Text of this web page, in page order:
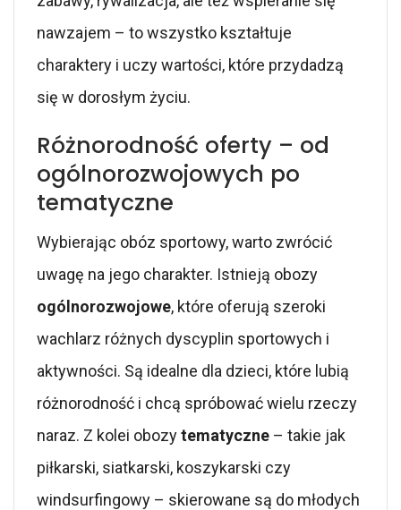
nawzajem – to wszystko kształtuje
charaktery i uczy wartości, które przydadzą
się w dorosłym życiu.
Różnorodność oferty – od
ogólnorozwojowych po
tematyczne
Wybierając obóz sportowy, warto zwrócić
uwagę na jego charakter. Istnieją obozy
ogólnorozwojowe, które oferują szeroki
wachlarz różnych dyscyplin sportowych i
aktywności. Są idealne dla dzieci, które lubią
różnorodność i chcą spróbować wielu rzeczy
naraz. Z kolei obozytematyczne – takie jak
piłkarski, siatkarski, koszykarski czy
windsurfingowy – skierowane są do młodych